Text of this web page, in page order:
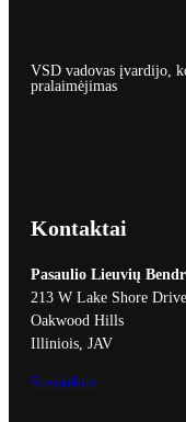
VSD vadovas įvardijo,
pralaimėjimas
Kontaktai
Pasaulio Lieuvių
213 W Lake Shore Drive
Oakwood Hills
Illiniois, JAV
Susisiekite